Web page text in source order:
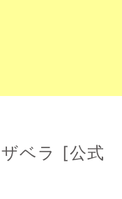
ベラ [公式